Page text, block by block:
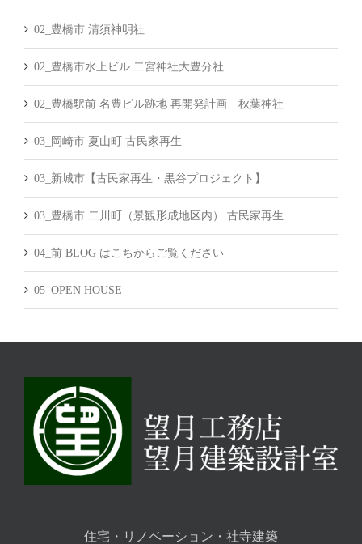
02_豊橋市 清須神明社
02_豊橋市水上ビル 二宮神社大豊分社
02_豊橋駅前 名豊ビル跡地 再開発計画 秋葉神社
03_岡崎市 夏山町 古民家再生
03_新城市【古民家再生・黒谷プロジェクト】
03_豊橋市 二川町（景観形成地区内） 古民家再生
04_前 BLOG はこちからご覧ください
05_OPEN HOUSE
住宅・リノベーション・社寺建築